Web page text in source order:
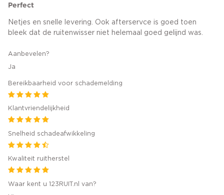
Perfect
Netjes en snelle levering. Ook afterservce is goed toen
bleek dat de ruitenwisser niet helemaal goed gelijnd was.
Aanbevelen?
Ja
Bereikbaarheid voor schademelding
Klantvriendelijkheid
Snelheid schadeafwikkeling
Kwaliteit ruitherstel
Waar kent u 123RUIT.nl van?